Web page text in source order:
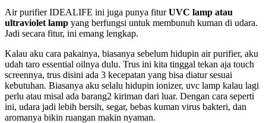
Air purifier IDEALIFE ini juga punya fiturUVC lamp atau
ultraviolet lamp yang berfungsi untuk membunuh kuman di udara.
Jadi secara fitur, ini emang lengkap.
Kalau aku cara pakainya, biasanya sebelum hidupin air purifier, aku
udah taro essential oilnya dulu. Trus ini kita tinggal tekan aja touch
screennya, trus disini ada 3 kecepatan yang bisa diatur sesuai
kebutuhan. Biasanya aku selalu hidupin ionizer, uvc lamp kalau lagi
perlu atau misal ada barang2 kiriman dari luar. Dengan cara seperti
ini, udara jadi lebih bersih, segar, bebas kuman virus bakteri, dan
aromanya bikin ruangan makin nyaman.